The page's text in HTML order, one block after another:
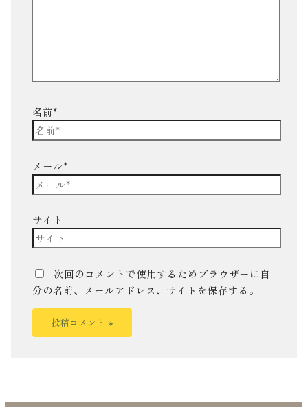
名前*
メール*
サイト
次回のコメントで使用するためブラウザーに自
分の名前、メールアドレス、サイトを保存する。